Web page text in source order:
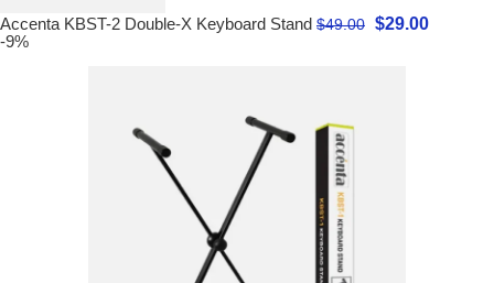
Accenta KBST-2 Double-X Keyboard Stand $49.00 $29.00
-9%